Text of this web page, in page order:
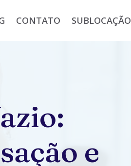
CONTATO SUBLOCAÇÃO
e